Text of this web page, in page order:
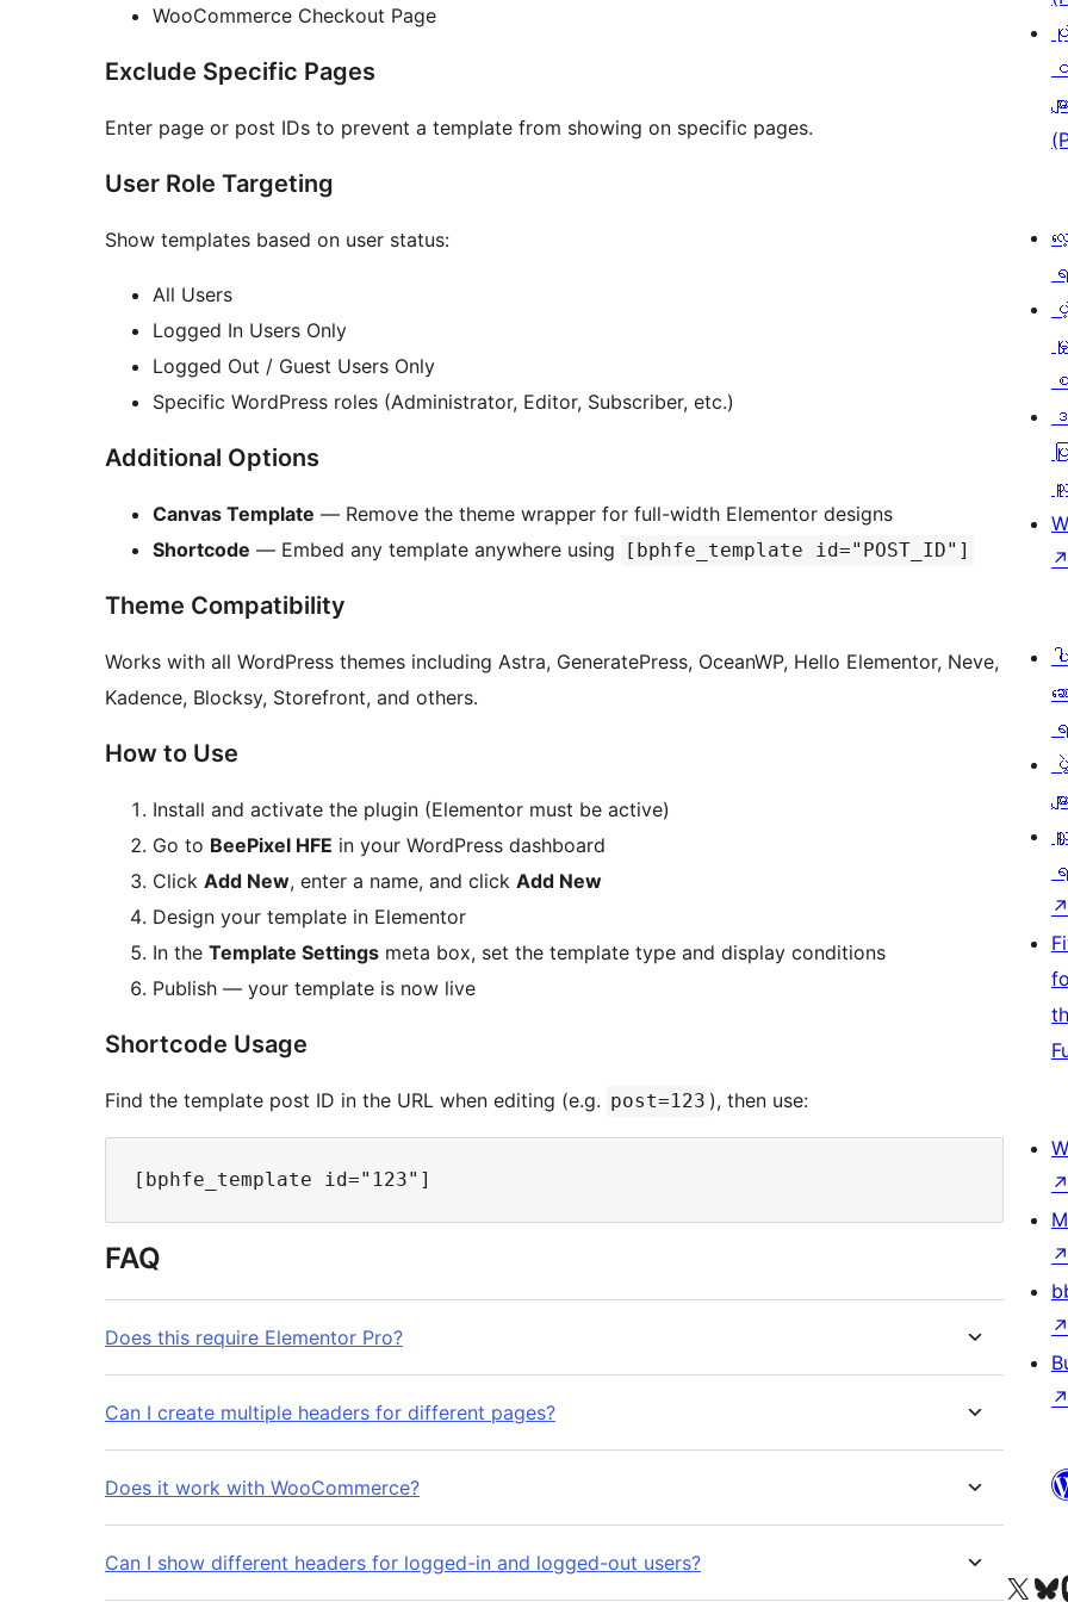
WooCommerce Checkout Page
Exclude Specific Pages
Enter page or post IDs to prevent a template from showing on specific pages.
User Role Targeting
Show templates based on user status:
All Users
Logged In Users Only
Logged Out / Guest Users Only
Specific WordPress roles (Administrator, Editor, Subscriber, etc.)
Additional Options
Canvas Template — Remove the theme wrapper for full-width Elementor designs
Shortcode — Embed any template anywhere using [bphfe_template id="POST_ID"]
Theme Compatibility
Works with all WordPress themes including Astra, GeneratePress, OceanWP, Hello Elementor, Neve,
Kadence, Blocksy, Storefront, and others.
How to Use
Install and activate the plugin (Elementor must be active)
Go to BeePixel HFE in your WordPress dashboard
Click Add New, enter a name, and click Add New
Design your template in Elementor
In the Template Settings meta box, set the template type and display conditions
Publish — your template is now live
Shortcode Usage
Find the template post ID in the URL when editing (e.g. post=123 ), then use:
FAQ
Does this require Elementor Pro?
Can I create multiple headers for different pages?
Does it work with WooCommerce?
Can I show different headers for logged-in and logged-out users?
များ
လ
မှု
သူ
↗
များ
↗
↗
↗
↗
↗
ကျွန်ုပ်တို့၏ X (ယခင် Twitter) အကောင့်သို့ သွားရောက်ကြည့်ရှုပါကျွန်ုပ်တို့၏ Bluesky အကကျွန်ုပ်တို့